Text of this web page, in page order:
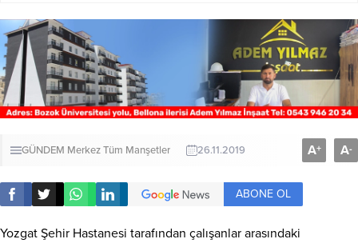
GÜNDEM MerkezTüm Manşetler 26.11.2019 A+ A-
ABONE OL
Yozgat Şehir Hastanesi tarafından çalışanlar arasındaki